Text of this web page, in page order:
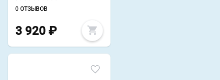
0 ОТЗЫВОВ
3 920 ₽